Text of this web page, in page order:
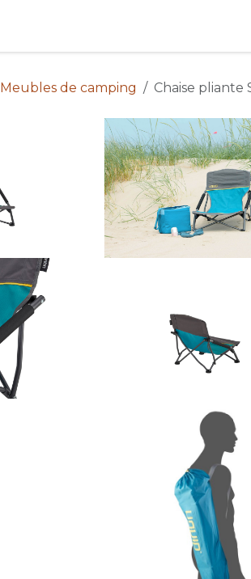
Meubles de camping Chaise pliante